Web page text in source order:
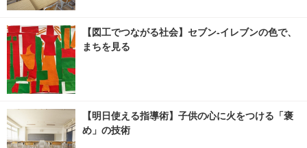
【図工でつながる社会】セブン‐イレブンの色で、
まちを見る
【明日使える指導術】子供の心に火をつける「褒
め」の技術